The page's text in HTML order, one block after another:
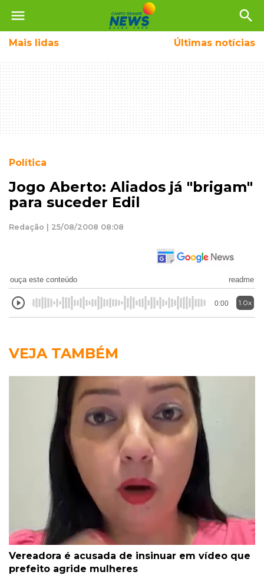
menu search
Mais lidas Últimas notícias
Política
Jogo Aberto: Aliados já "brigam"
para suceder Edil
Redação | 25/08/2008 08:08
ouça este conteúdo readme
0:00 1.0x
VEJA TAMBÉM
Vereadora é acusada de insinuar em vídeo que
prefeito agride mulheres